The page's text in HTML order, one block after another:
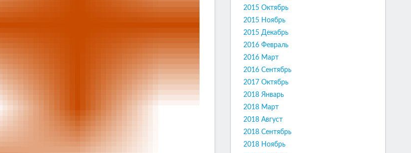
2015 Октябрь
2015 Ноябрь
2015 Декабрь
2016 Февраль
2016 Март
2016 Сентябрь
2017 Октябрь
2018 Январь
2018 Март
2018 Август
2018 Сентябрь
2018 Ноябрь